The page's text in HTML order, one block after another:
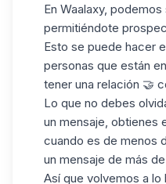
En Waalaxy,
permitiéndote
Esto se puede hacer
personas que están
tener una relación 🤝
Lo que no debes
un mensaje, obtienes
cuando es de menos
un mensaje de más
Así que volvemos a lo